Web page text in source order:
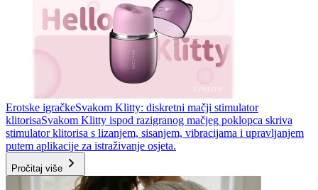
Erotske igračkeSvakom Klitty: diskretni mačji stimulator
klitorisaSvakom Klitty ispod razigranog mačjeg poklopca skriva
stimulator klitorisa s lizanjem, sisanjem, vibracijama i upravljanjem
putem aplikacije za istraživanje osjeta.
Pročitaj više